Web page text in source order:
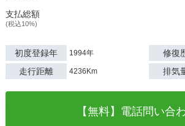
支払総額
(税込10%)
初度登録年 1994年 修復
走行距離 4236Km 排気
【無料】電話問い合